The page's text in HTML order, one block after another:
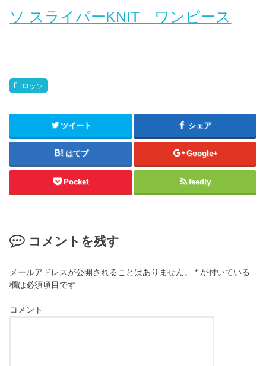
ソ スライバーKNIT ワンピース
ロッソ
ツイート シェア
はてブ Google+
Pocket feedly
コメントを残す
メールアドレスが公開されることはありません。 * が付いている
欄は必須項目です
コメント